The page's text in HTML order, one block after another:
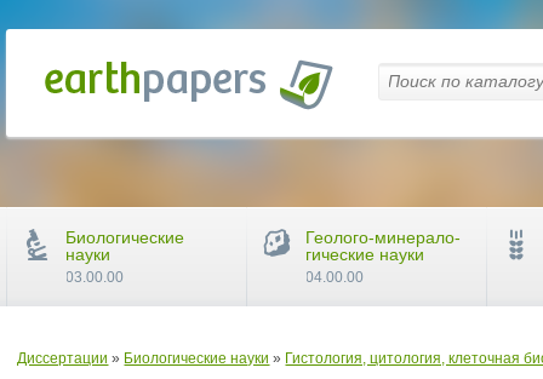
Диссертации » Биологические науки » Гистология, цитология, клеточная
Биологические
науки
03.00.00
Геолого-минерало-
гические науки
04.00.00